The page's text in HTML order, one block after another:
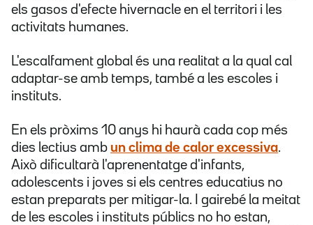
els gasos d'efecte hivernacle en el territori i les
activitats humanes.
L'escalfament global és una realitat a la qual cal
adaptar-se amb temps, també a les escoles i
instituts.
En els pròxims 10 anys hi haurà cada cop més
dies lectius amb un clima de calor excessiva.
Això dificultarà l'aprenentatge d'infants,
adolescents i joves si els centres educatius no
estan preparats per mitigar-la. I gairebé la meitat
de les escoles i instituts públics no ho estan,